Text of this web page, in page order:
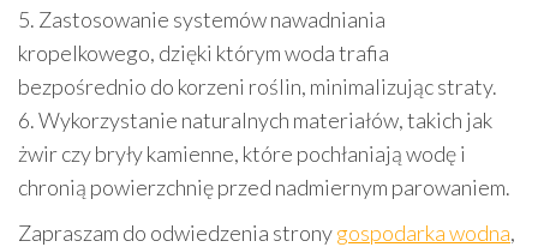
5. Zastosowanie systemów nawadniania
kropelkowego, dzięki którym woda trafia
bezpośrednio do korzeni roślin, minimalizując straty.
6. Wykorzystanie naturalnych materiałów, takich jak
żwir czy bryły kamienne, które pochłaniają wodę i
chronią powierzchnię przed nadmiernym parowaniem.
Zapraszam do odwiedzenia stronygospodarka wodna,